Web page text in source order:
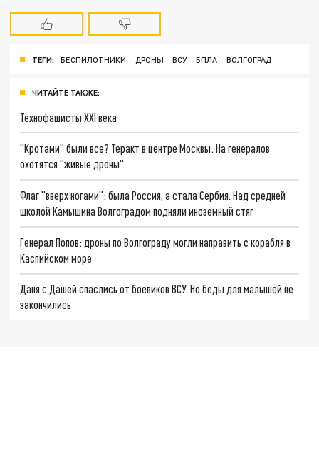
ТЕГИ: БЕСПИЛОТНИКИ ДРОНЫ ВСУ БПЛА ВОЛГОГРАД
ЧИТАЙТЕ ТАКЖЕ:
Технофашисты XXI века
"Кротами" были все? Теракт в центре Москвы: На генералов
охотятся "живые дроны"
Флаг "вверх ногами": была Россия, а стала Сербия. Над средней
школой Камышина Волгоградом подняли иноземный стяг
Генерал Попов: дроны по Волгограду могли направить с корабля в
Каспийском море
Даня с Дашей спаслись от боевиков ВСУ. Но беды для малышей не
закончились